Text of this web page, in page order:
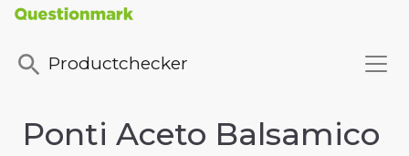
Productchecker
Ponti Aceto Balsamico